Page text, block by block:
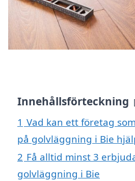
Innehållsförteckning
1 Vad kan ett företag
på golvläggning i Bie
2 Få alltid minst 3
golvläggning i Bie